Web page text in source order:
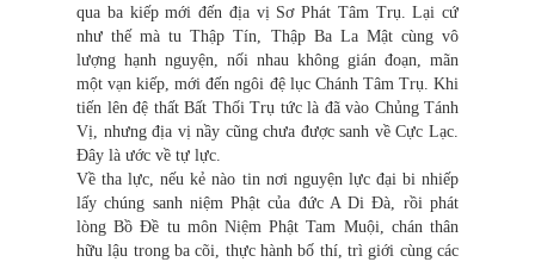
qua ba kiếp mới đến địa vị Sơ Phát Tâm Trụ. Lại cứ
như thế mà tu Thập Tín, Thập Ba La Mật cùng vô
lượng hạnh nguyện, nối nhau không gián đoạn, mãn
một vạn kiếp, mới đến ngôi đệ lục Chánh Tâm Trụ. Khi
tiến lên đệ thất Bất Thối Trụ tức là đã vào Chủng Tánh
Vị, nhưng địa vị nầy cũng chưa được sanh về Cực Lạc.
Đây là ước về tự lực.
Về tha lực, nếu kẻ nào tin nơi nguyện lực đại bi nhiếp
lấy chúng sanh niệm Phật của đức A Di Đà, rồi phát
lòng Bồ Đề tu môn Niệm Phật Tam Muội, chán thân
hữu lậu trong ba cõi, thực hành bố thí, trì giới cùng các